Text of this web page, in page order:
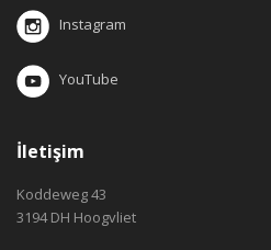
Instagram
YouTube
İletişim
Koddeweg 43
3194 DH Hoogvliet